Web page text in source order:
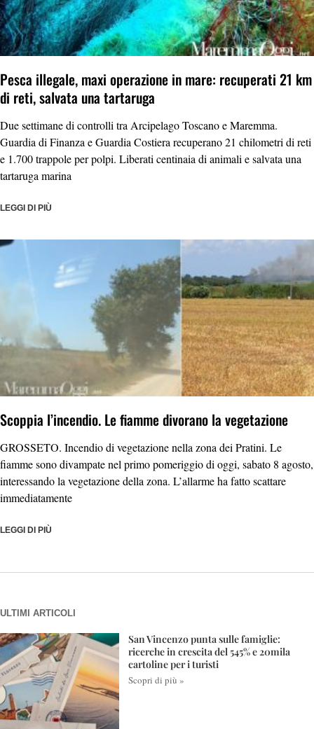
Pesca illegale, maxi operazione in mare: recuperati 21 km
di reti, salvata una tartaruga
Due settimane di controlli tra Arcipelago Toscano e Maremma.
Guardia di Finanza e Guardia Costiera recuperano 21 chilometri di reti
e 1.700 trappole per polpi. Liberati centinaia di animali e salvata una
tartaruga marina
LEGGI DI PIÙ
Scoppia l’incendio. Le fiamme divorano la vegetazione
GROSSETO. Incendio di vegetazione nella zona dei Pratini. Le
fiamme sono divampate nel primo pomeriggio di oggi, sabato 8 agosto,
interessando la vegetazione della zona. L’allarme ha fatto scattare
immediatamente
LEGGI DI PIÙ
ULTIMI ARTICOLI
San Vincenzo punta sulle famiglie:
ricerche in crescita del 545% e 20mila
cartoline per i turisti
Scopri di più »